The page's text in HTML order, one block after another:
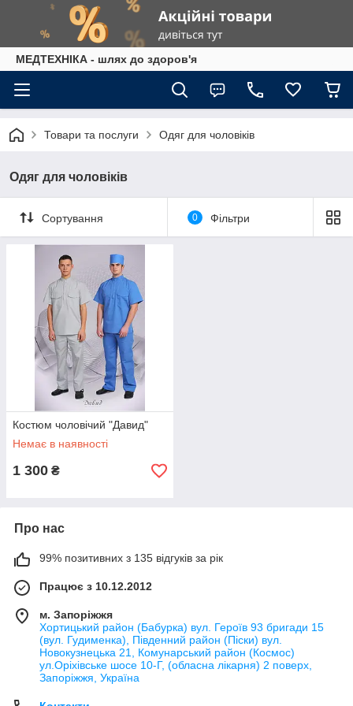
МЕДТЕХНІКА - шлях до здоров'я
Товари та послуги Одяг для чоловіків
Одяг для чоловіків
Сортування 0 Фільтри
Костюм чоловічий "Давид"
Немає в наявності
1 300 ₴
Про нас
99% позитивних з 135 відгуків за рік
Працює з 10.12.2012
м. Запоріжжя
Хортицький район (Бабурка) вул. Героїв 93 бригади 15
(вул. Гудименка), Південний район (Піски) вул.
Новокузнецька 21, Комунарський район (Космос)
ул.Оріхівське шосе 10-Г, (обласна лікарня) 2 поверх,
Запоріжжя, Україна